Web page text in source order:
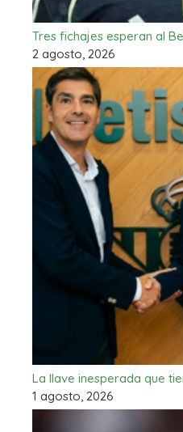
Tres fichajes esperan al
2 agosto, 2026
La llave inesperada que
1 agosto, 2026